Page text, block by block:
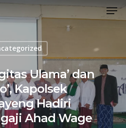
Ulama’ dan
Kapolsek
Hadiri
Ahad Wage